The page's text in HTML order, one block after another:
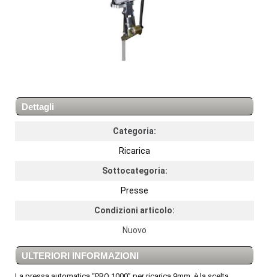
Dettagli
Categoria:
Ricarica
Sottocategoria:
Presse
Condizioni articolo:
Nuovo
ULTERIORI INFORMAZIONI